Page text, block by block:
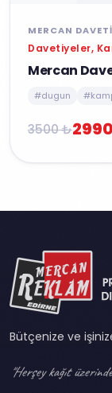
MERCAN
Davetiyeler,
Mercan
#dugun
3500 ₺
Bütçenize ve
"Herşey kağıt